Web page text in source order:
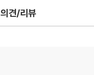
의견/리뷰